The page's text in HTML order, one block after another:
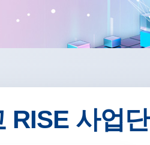
RISE 사업단